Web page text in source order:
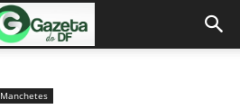
Manchetes